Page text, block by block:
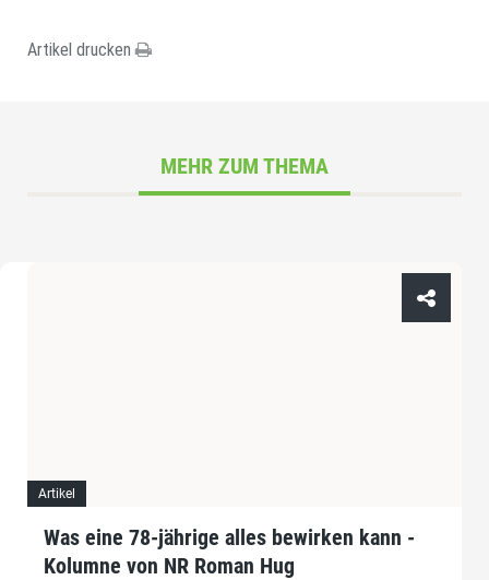
Artikel drucken
MEHR ZUM THEMA
Artikel
Was eine 78-jährige alles bewirken kann -
Kolumne von NR Roman Hug